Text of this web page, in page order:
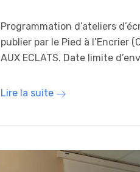
Programmation d’ateliers
publier par le Pied à l’Encrier
AUX ECLATS. Date limite
Lire la suite